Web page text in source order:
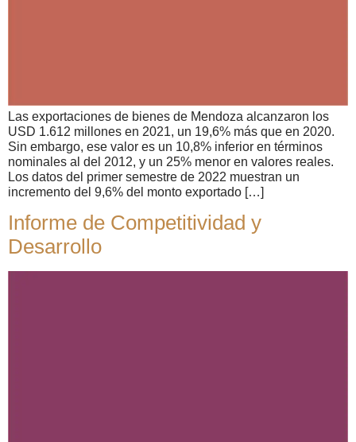
Las exportaciones de bienes de Mendoza alcanzaron los
USD 1.612 millones en 2021, un 19,6% más que en 2020.
Sin embargo, ese valor es un 10,8% inferior en términos
nominales al del 2012, y un 25% menor en valores reales.
Los datos del primer semestre de 2022 muestran un
incremento del 9,6% del monto exportado […]
Informe de Competitividad y
Desarrollo